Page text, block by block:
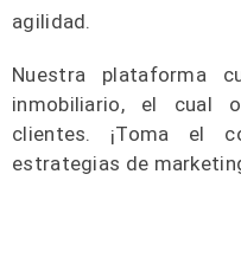
agilidad.
Nuestra plataforma
inmobiliario, el cual
clientes. ¡Toma el
estrategias de